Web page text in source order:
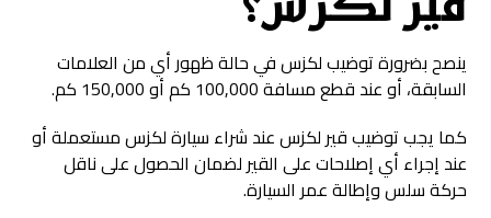
قير لكزس؟
ينصح بضرورة توضيب لكزس في حالة ظهور أي من العلامات
السابقة، أو عند قطع مسافة 100,000 كم أو 150,000 كم.
كما يجب توضيب قير لكزس عند شراء سيارة لكزس مستعملة أو
عند إجراء أي إصلاحات على القير لضمان الحصول على ناقل
حركة سلس وإطالة عمر السيارة.